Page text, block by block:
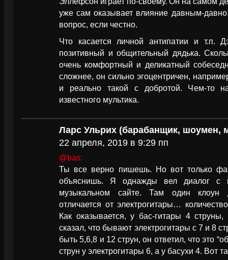
уже сам оказывает влияние давным-
вопрос, если честно.
Что касается личной антипатии и т.п.
позитивный и общительный дядька.
очень комфортный и деликатный
сложнее, он сильно эгоцентричен,
и реально такой с добротой. Чем-то
известного мультика.
Ларс Ульрих (барабанщик, шоумен,
22 апреля, 2019 в 9:29 пп
@bas:
Ты все верно пишешь. Но вот только
объяснишь. Я однажды вел диалог с
музыкальном сайте. Там один клоун
отличается от электрогитары…
Как оказывается, у бас-гитары 4
сказал, что бывают электрогитары с 7 и 8
быть 5,6,8 и 12 струн, он ответил, что это
струн у электрогитары 6, а у басухи 4. Вот